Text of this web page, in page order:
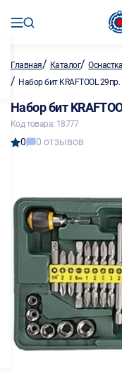
Главная/ Каталог/
/ Набор бит KRAFTOOL
Набор бит
Код товара: 18777
0 0 отзывов